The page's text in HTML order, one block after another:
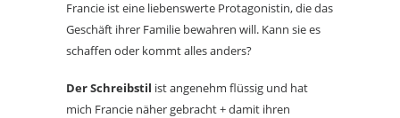
Francie ist eine liebenswerte Protagonistin, die das
Geschäft ihrer Familie bewahren will. Kann sie es
schaffen oder kommt alles anders?
Der Schreibstil ist angenehm flüssig und hat
mich Francie näher gebracht + damit ihren